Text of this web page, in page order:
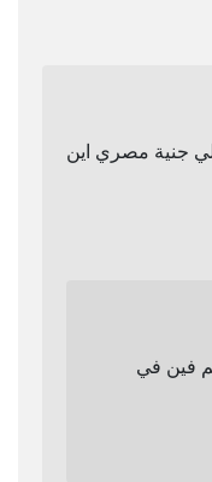
الي جنية مصري اين
فين في